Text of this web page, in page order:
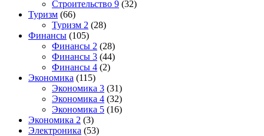
Строительство 9 (32)
Туризм (66)
Туризм 2 (28)
Финансы (105)
Финансы 2 (28)
Финансы 3 (44)
Финансы 4 (2)
Экономика (115)
Экономика 3 (31)
Экономика 4 (32)
Экономика 5 (16)
Экономика 2 (3)
Электроника (53)